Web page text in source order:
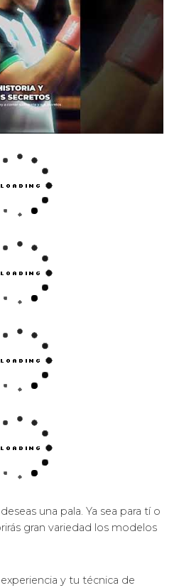
una pala. Ya sea para tí o
gran variedad los modelos
y tu técnica de